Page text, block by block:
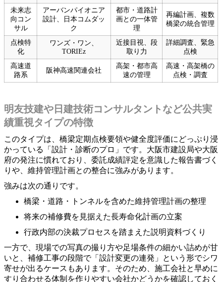
未来志
向コン
サル
アーバンパイオニア
設計、日本コムダッ
ク
都市・道路計
画との一体管
理
再編計画、複数
橋梁の統合管理
点検特
化
ワンズ・ワン、
TORIEz
近接目視、段
取り力
詳細調査、緊急
点検
高速道
路系
阪神高速関連会社
高架・都市高
速の管理
高速・高架橋の
点検・調査
明友技建や日建技術コンサルタントなど公共実
績重視タイプの特徴
このタイプは、橋梁定期点検要領や健全度評価にどっぷり浸
かっている「設計・診断のプロ」です。大阪市建設局や大阪
府の発注に慣れており、委託成績評定を意識した報告書づく
りや、維持管理計画との整合に強みがあります。
強みは次の通りです。
橋梁・道路・トンネルを含めた維持管理計画の整理
将来の補修費を見据えた長寿命化計画の立案
行政内部の決裁プロセスを踏まえた説明資料づくり
一方で、現場での写真の撮り方や足場条件の細かい詰めが甘
いと、補修工事の段階で「設計変更の連発」という形でシワ
寄せが出るケースもあります。そのため、施工会社と早めに
すり合わせる体制を作りやすい会社かどうかを確認しておく